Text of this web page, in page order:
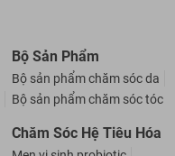
Bộ Sản Phẩm
Bộ sản phẩm chăm sóc da
Bộ sản phẩm chăm sóc tóc
Chăm Sóc Hệ Tiêu Hóa